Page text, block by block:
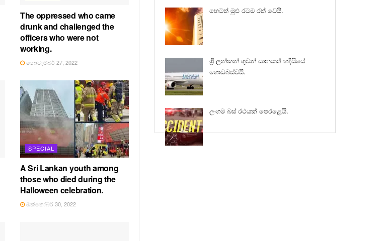
The oppressed who came
drunk and challenged the
officers who were not
working.
නොවැම්බර් 27, 2022
SPECIAL
A Sri Lankan youth among
those who died during the
Halloween celebration.
ඔක්තෝබර් 30, 2022
හෙටත් මුළු රටම රත් වෙයි.
ශ්‍රී ලන්කන් ගුවන් යානයක් හදිසියේ
ගොඩබස්වයි.
ලංගම බස් රථයක් පෙරළෙයි.